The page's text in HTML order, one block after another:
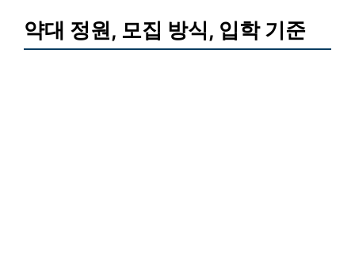
약대 정원, 모집 방식, 입학 기준